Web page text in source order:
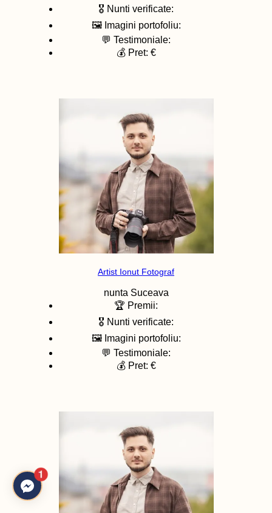
🎖️ Nunti verificate:
🖼️ Imagini portofoliu:
💬 Testimoniale:
💰 Pret: €
Artist Ionut Fotograf
nunta Suceava
🏆 Premii:
🎖️ Nunti verificate:
🖼️ Imagini portofoliu:
💬 Testimoniale:
💰 Pret: €